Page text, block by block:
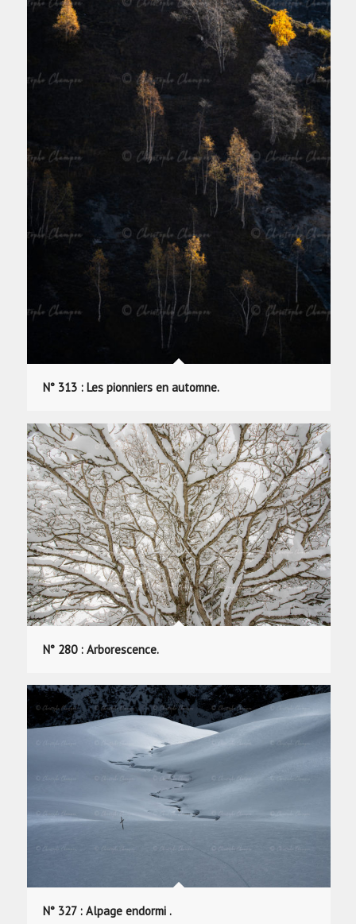
N° 313 : Les pionniers en automne.
N° 280 : Arborescence.
N° 327 : Alpage endormi .